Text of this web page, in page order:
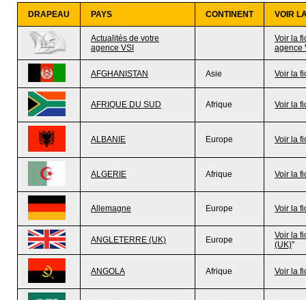
DRAPEAU PAYS CONTINENT VOIR
Actualités de votre
agence VSI
Voir la
agence
AFGHANISTAN Asie Voir la
AFRIQUE DU SUD Afrique Voir la
ALBANIE Europe Voir la
ALGERIE Afrique Voir la
Allemagne Europe Voir la
ANGLETERRE (UK) Europe
Voir la
(UK)"
ANGOLA Afrique Voir la